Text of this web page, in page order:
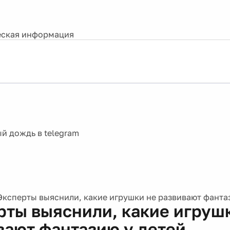
информация
выяснили, какие игрушки не развивают
выяснили, какие